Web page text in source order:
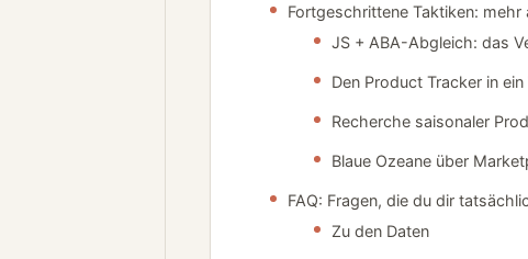
Fortgeschrittene Taktiken:
JS + ABA-Abgleich: das
Den Product Tracker in
Recherche saisonaler
Blaue Ozeane über
FAQ: Fragen, die du dir
Zu den Daten